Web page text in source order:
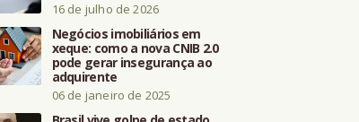
16 de julho de 2026
Negócios imobiliários em
xeque: como a nova CNIB 2.0
pode gerar insegurança ao
adquirente
06 de janeiro de 2025